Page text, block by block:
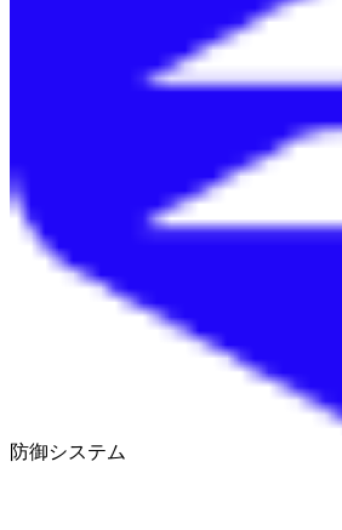
防御システム